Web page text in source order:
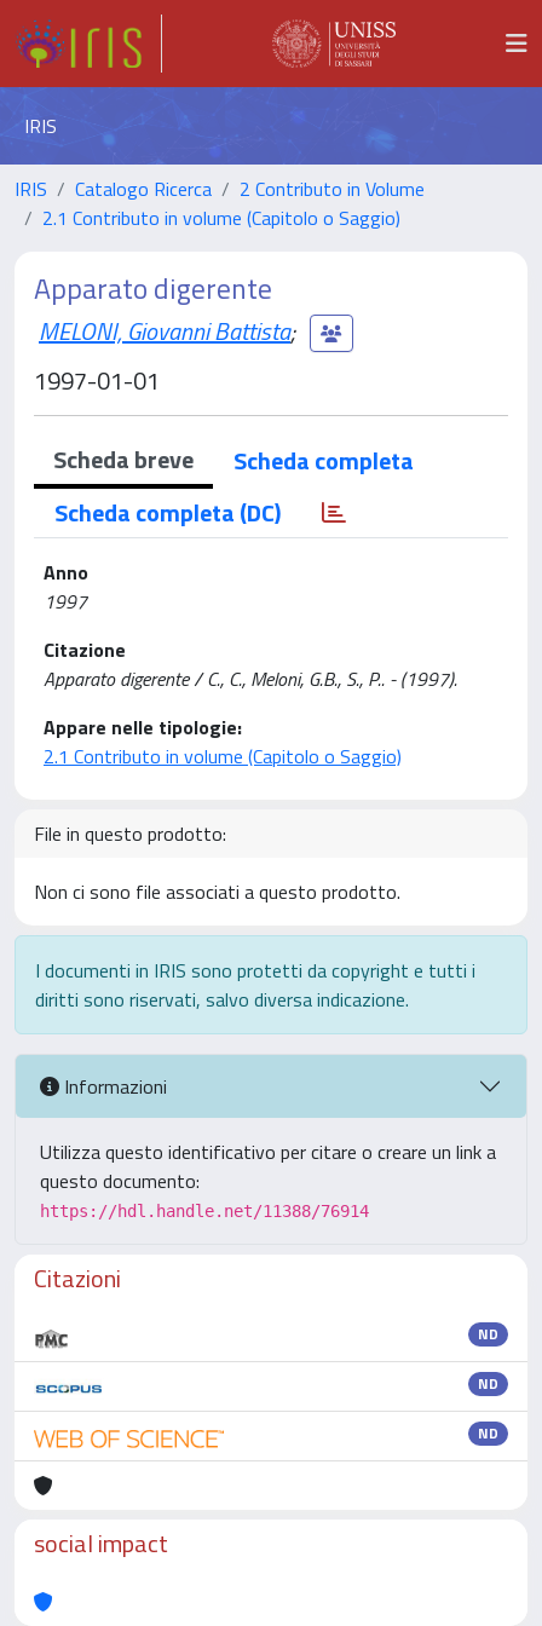
IRIS
IRIS Catalogo Ricerca
2 Contributo in Volume
2.1 Contributo in volume (Capitolo o Saggio)
Apparato digerente
MELONI, Giovanni Battista;
1997-01-01
Scheda breve
Scheda completa
Scheda completa (DC)
Anno
1997
Citazione
Apparato digerente / C., C., Meloni, G.B., S., P.. - (1997).
Appare nelle tipologie:
2.1 Contributo in volume (Capitolo o Saggio)
File in questo prodotto:
Non ci sono file associati a questo prodotto.
I documenti in IRIS sono protetti da copyright e tutti i
diritti sono riservati, salvo diversa indicazione.
Informazioni
Utilizza questo identificativo per citare o creare un link a
questo documento:
https://hdl.handle.net/11388/76914
Citazioni
ND
ND
ND
social impact